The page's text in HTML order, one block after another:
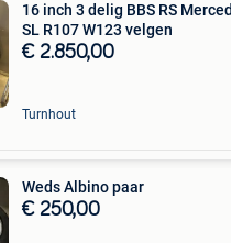
16 inch 3 delig BBS RS
SL R107 W123 velgen
€ 2.850,00
Turnhout
Weds Albino paar
€ 250,00